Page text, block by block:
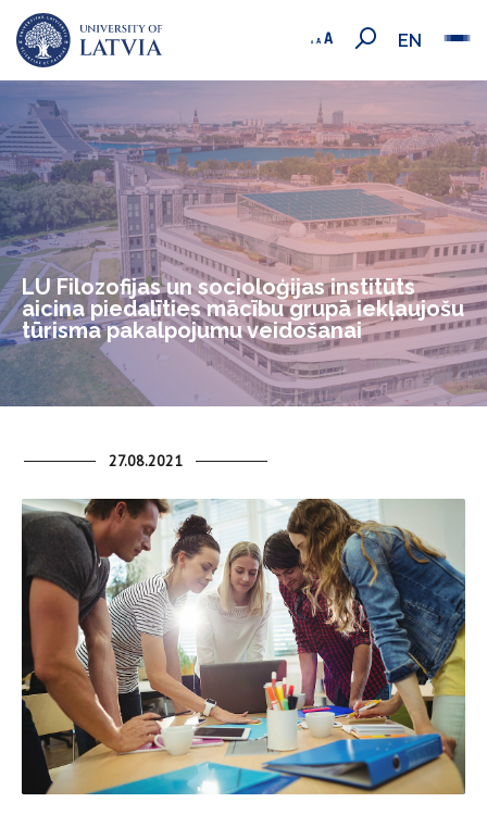
EN
LU Filozofijas un socioloģijas institūts
aicina piedalīties mācību grupā iekļaujošu
tūrisma pakalpojumu veidošanai
27.08.2021